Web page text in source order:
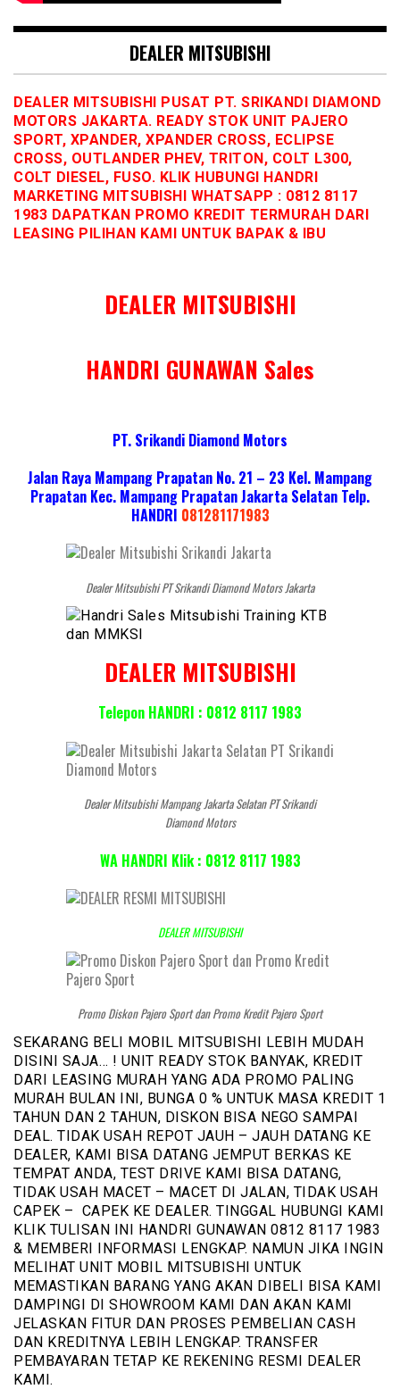
DEALER MITSUBISHI
DEALER MITSUBISHI PUSAT PT. SRIKANDI DIAMOND
MOTORS JAKARTA. READY STOK UNIT PAJERO
SPORT, XPANDER, XPANDER CROSS, ECLIPSE
CROSS, OUTLANDER PHEV, TRITON, COLT L300,
COLT DIESEL, FUSO. KLIK HUBUNGI HANDRI
MARKETING MITSUBISHI WHATSAPP : 0812 8117
1983 DAPATKAN PROMO KREDIT TERMURAH DARI
LEASING PILIHAN KAMI UNTUK BAPAK & IBU
DEALER MITSUBISHI
HANDRI GUNAWAN Sales
PT. Srikandi Diamond Motors
Jalan Raya Mampang Prapatan No. 21 – 23 Kel. Mampang
Prapatan Kec. Mampang Prapatan Jakarta Selatan Telp.
HANDRI 081281171983
Dealer Mitsubishi PT Srikandi Diamond Motors Jakarta
DEALER MITSUBISHI
Telepon HANDRI : 0812 8117 1983
Dealer Mitsubishi Mampang Jakarta Selatan PT Srikandi
Diamond Motors
WA HANDRI Klik : 0812 8117 1983
DEALER MITSUBISHI
Promo Diskon Pajero Sport dan Promo Kredit Pajero Sport
SEKARANG BELI MOBIL MITSUBISHI LEBIH MUDAH
DISINI SAJA… ! UNIT READY STOK BANYAK, KREDIT
DARI LEASING MURAH YANG ADA PROMO PALING
MURAH BULAN INI, BUNGA 0 % UNTUK MASA KREDIT 1
TAHUN DAN 2 TAHUN, DISKON BISA NEGO SAMPAI
DEAL. TIDAK USAH REPOT JAUH – JAUH DATANG KE
DEALER, KAMI BISA DATANG JEMPUT BERKAS KE
TEMPAT ANDA, TEST DRIVE KAMI BISA DATANG,
TIDAK USAH MACET – MACET DI JALAN, TIDAK USAH
CAPEK – CAPEK KE DEALER. TINGGAL HUBUNGI KAMI
KLIK TULISAN INI HANDRI GUNAWAN 0812 8117 1983
& MEMBERI INFORMASI LENGKAP. NAMUN JIKA INGIN
MELIHAT UNIT MOBIL MITSUBISHI UNTUK
MEMASTIKAN BARANG YANG AKAN DIBELI BISA KAMI
DAMPINGI DI SHOWROOM KAMI DAN AKAN KAMI
JELASKAN FITUR DAN PROSES PEMBELIAN CASH
DAN KREDITNYA LEBIH LENGKAP. TRANSFER
PEMBAYARAN TETAP KE REKENING RESMI DEALER
KAMI.